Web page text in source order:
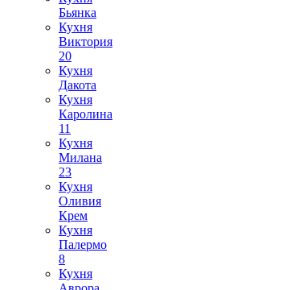
Бьянка
Кухня
Виктория
20
Кухня
Дакота
Кухня
Каролина
11
Кухня
Милана
23
Кухня
Оливия
Крем
Кухня
Палермо
8
Кухня